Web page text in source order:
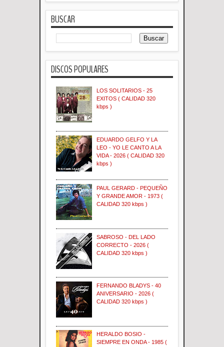
BUSCAR
DISCOS POPULARES
LOS SOLITARIOS - 25
EXITOS ( CALIDAD 320
kbps )
EDUARDO GELFO Y LA
LEO - YO LE CANTO A LA
VIDA - 2026 ( CALIDAD 320
kbps )
PAUL GERARD - PEQUEÑO
Y GRANDE AMOR - 1973 (
CALIDAD 320 kbps )
SABROSO - DEL LADO
CORRECTO - 2026 (
CALIDAD 320 kbps )
FERNANDO BLADYS - 40
ANIVERSARIO - 2026 (
CALIDAD 320 kbps )
HERALDO BOSIO -
SIEMPRE EN ONDA - 1985 (